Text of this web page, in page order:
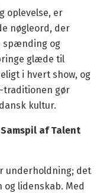
oplevelse, er
nøgleord, der
spænding og
glæde til
i hvert show, og
traditionen gør
kultur.
af Talent
underholdning; det
lidenskab. Med